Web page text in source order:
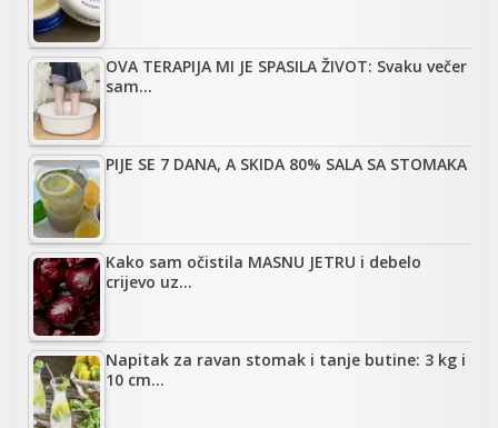
OVA TERAPIJA MI JE SPASILA ŽIVOT: Svaku večer
sam…
PIJE SE 7 DANA, A SKIDA 80% SALA SA STOMAKA
Kako sam očistila MASNU JETRU i debelo
crijevo uz…
Napitak za ravan stomak i tanje butine: 3 kg i
10 cm…